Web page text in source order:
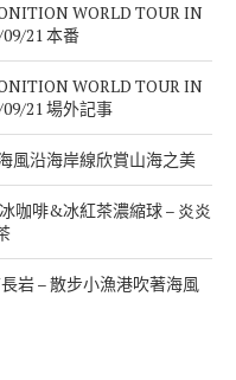
WORLD TOUR IN
21 本番
WORLD TOUR IN
21 場外記事
風沿海岸線欣賞山海之美
咖啡&冰紅茶濃縮球 – 炎炎
岩 – 散步小漁港吹著海風